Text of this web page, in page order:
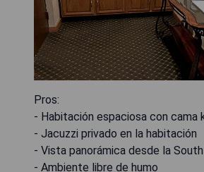
Pros:
- Habitación espaciosa con cama
- Jacuzzi privado en la habitación
- Vista panorámica desde la
- Ambiente libre de humo